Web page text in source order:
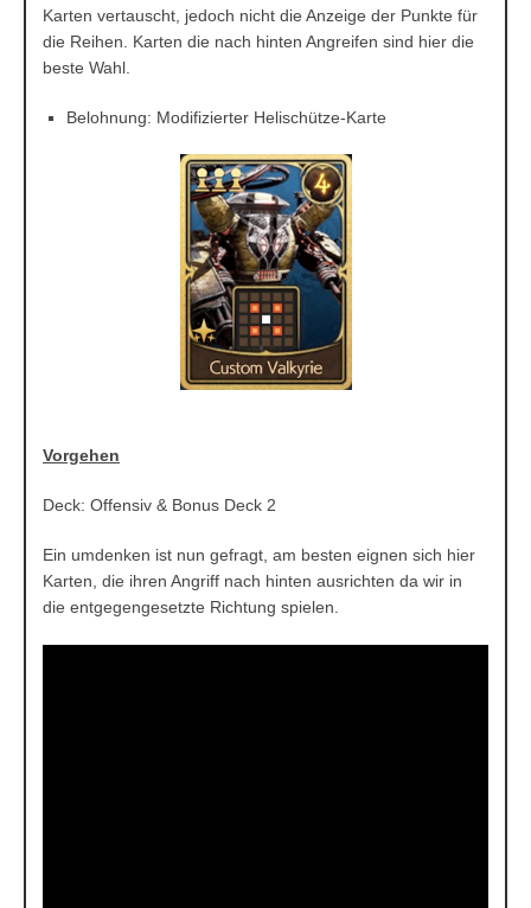
Karten vertauscht, jedoch nicht die Anzeige der Punkte für
die Reihen. Karten die nach hinten Angreifen sind hier die
beste Wahl.
Belohnung: Modifizierter Helischütze-Karte
Vorgehen
Deck: Offensiv & Bonus Deck 2
Ein umdenken ist nun gefragt, am besten eignen sich hier
Karten, die ihren Angriff nach hinten ausrichten da wir in
die entgegengesetzte Richtung spielen.